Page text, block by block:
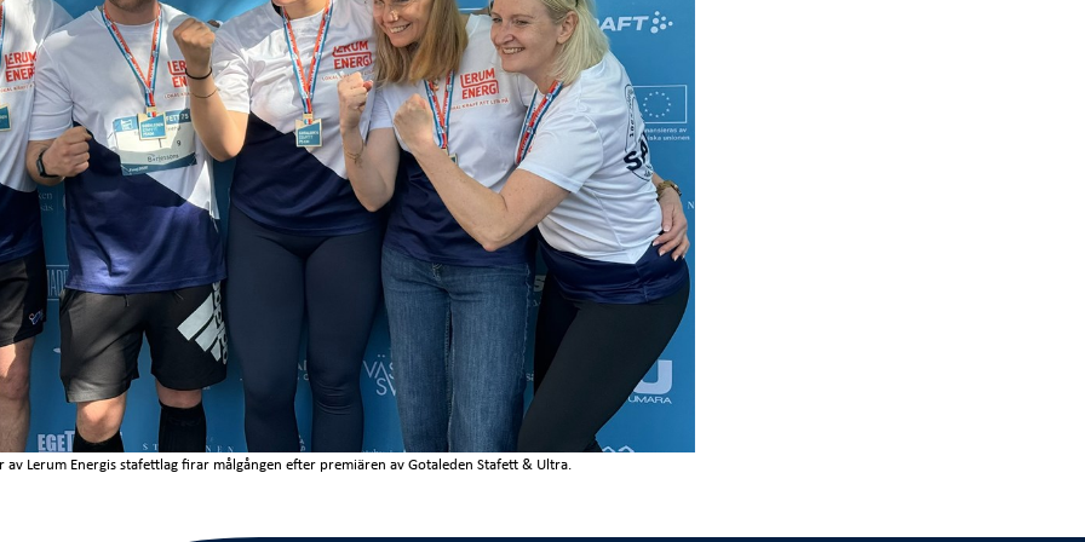
av Lerum Energis stafettlag firar målgången efter premiären av Gotaleden Stafett & Ultra.